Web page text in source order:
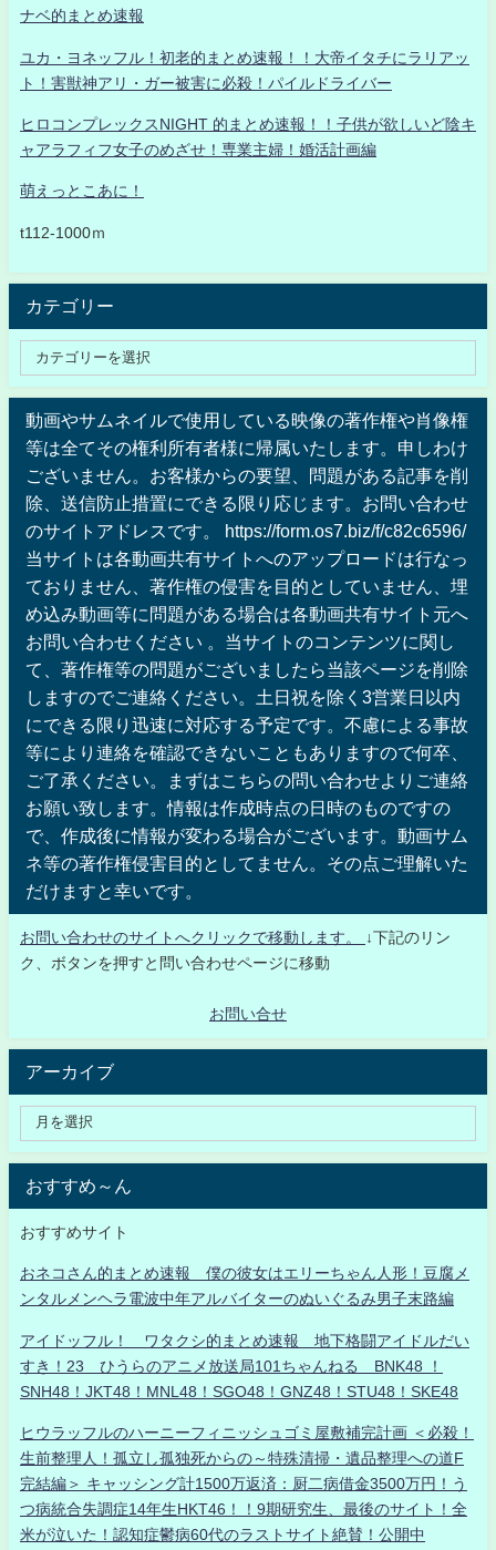
ナベ的まとめ速報
ユカ・ヨネッフル！初老的まとめ速報！！大帝イタチにラリアッ
ト！害獣神アリ・ガー被害に必殺！パイルドライバー
ヒロコンプレックスNIGHT 的まとめ速報！！子供が欲しいど陰キ
ャアラフィフ女子のめざせ！専業主婦！婚活計画編
萌えっとこあに！
t112-1000ｍ
カテゴリー
動画やサムネイルで使用している映像の著作権や肖像権
等は全てその権利所有者様に帰属いたします。申しわけ
ございません。お客様からの要望、問題がある記事を削
除、送信防止措置にできる限り応じます。お問い合わせ
のサイトアドレスです。 https://form.os7.biz/f/c82c6596/
当サイトは各動画共有サイトへのアップロードは行なっ
ておりません、著作権の侵害を目的としていません、埋
め込み動画等に問題がある場合は各動画共有サイト元へ
お問い合わせください 。当サイトのコンテンツに関し
て、著作権等の問題がございましたら当該ページを削除
しますのでご連絡ください。土日祝を除く3営業日以内
にできる限り迅速に対応する予定です。不慮による事故
等により連絡を確認できないこともありますので何卒、
ご了承ください。まずはこちらの問い合わせよりご連絡
お願い致します。情報は作成時点の日時のものですの
で、作成後に情報が変わる場合がございます。動画サム
ネ等の著作権侵害目的としてません。その点ご理解いた
だけますと幸いです。
お問い合わせのサイトへクリックで移動します。
↓下記のリン
ク、ボタンを押すと問い合わせページに移動
お問い合せ
アーカイブ
おすすめ～ん
おすすめサイト
おネコさん的まとめ速報 僕の彼女はエリーちゃん人形！豆腐メ
ンタルメンヘラ電波中年アルバイターのぬいぐるみ男子末路編
アイドッフル！ ワタクシ的まとめ速報 地下格闘アイドルだい
すき！23 ひうらのアニメ放送局101ちゃんねる BNK48 ！
SNH48！JKT48！MNL48！SGO48！GNZ48！STU48！SKE48
ヒウラッフルのハーニーフィニッシュゴミ屋敷補完計画 ＜必殺！
生前整理人！孤立し孤独死からの～特殊清掃・遺品整理への道F
完結編＞ キャッシング計1500万返済：厨二病借金3500万円！う
つ病統合失調症14年生HKT46！！9期研究生、最後のサイト！全
米が泣いた！認知症鬱病60代のラストサイト絶賛！公開中